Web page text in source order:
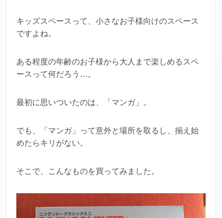
キッズスペースって、小さなお子様向けのスペース
ですよね。
ある程度の年齢のお子様から大人まで楽しめるスペ
ースって何だろう…。
最初に思いついたのは、「マンガ」。
でも、「マンガ」って意外と場所を取るし、揃え始
めたらキリがない。
そこで、こんなものを買ってみました。